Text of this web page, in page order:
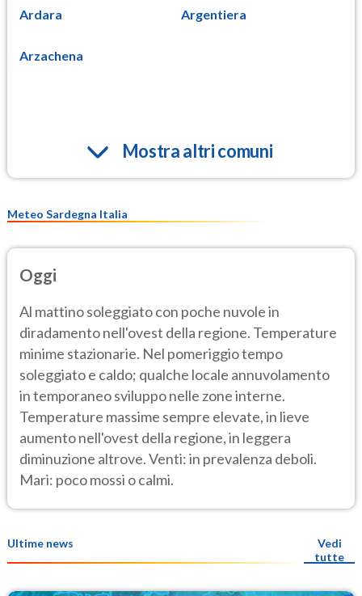
Ardara Argentiera
Arzachena
Mostra altri comuni
Meteo Sardegna Italia
Oggi
Al mattino soleggiato con poche nuvole in
diradamento nell'ovest della regione. Temperature
minime stazionarie. Nel pomeriggio tempo
soleggiato e caldo; qualche locale annuvolamento
in temporaneo sviluppo nelle zone interne.
Temperature massime sempre elevate, in lieve
aumento nell'ovest della regione, in leggera
diminuzione altrove. Venti: in prevalenza deboli.
Mari: poco mossi o calmi.
Ultime news
Vedi
tutte